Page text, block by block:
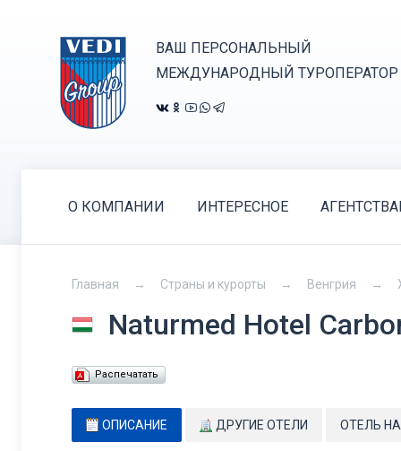
ВАШ ПЕРСОНАЛЬНЫЙ
МЕЖДУНАРОДНЫЙ ТУРОПЕРАТОР
О КОМПАНИИ ИНТЕРЕСНОЕ
Главная Страны и курорты Венгрия
Naturmed Hotel
Распечатать
ОПИСАНИЕ ДРУГИЕ ОТЕЛИ ОТЕЛЬ